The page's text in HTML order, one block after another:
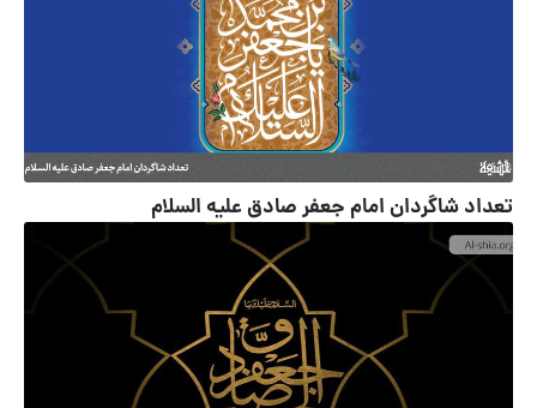
تعداد شاگردان امام جعفر صادق علیه السلام